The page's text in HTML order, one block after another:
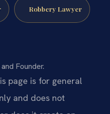
Robbery Lawyer
Founder.
page is for general
and does not